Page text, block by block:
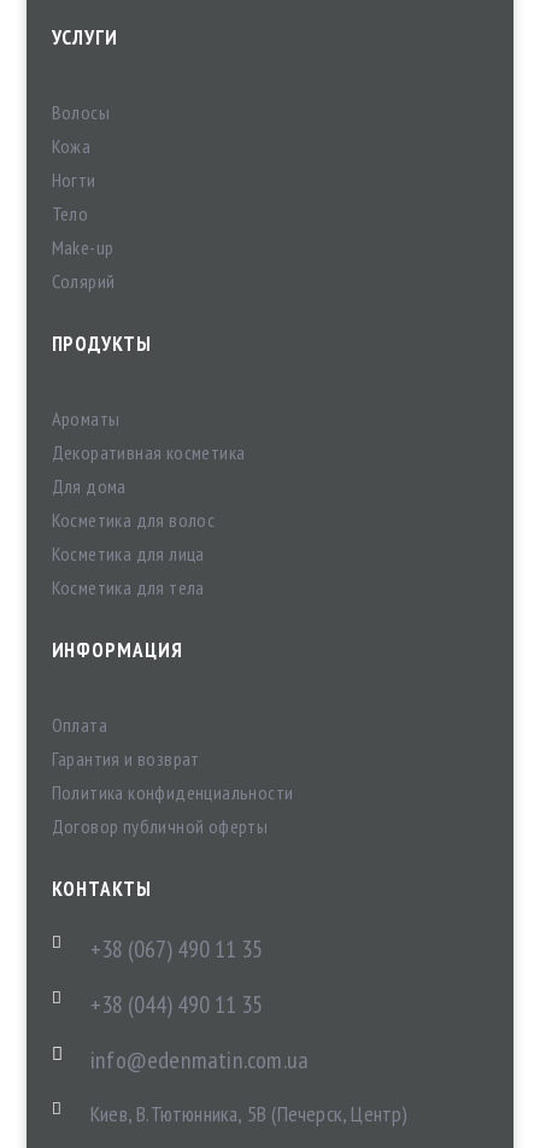
УСЛУГИ
Волосы
Кожа
Ногти
Тело
Make-up
Солярий
ПРОДУКТЫ
Ароматы
Декоративная косметика
Для дома
Косметика для волос
Косметика для лица
Косметика для тела
ИНФОРМАЦИЯ
Оплата
Гарантия и возврат
Политика конфиденциальности
Договор публичной оферты
КОНТАКТЫ
 +38 (067) 490 11 35
 +38 (044) 490 11 35
 info@edenmatin.com.ua
 Киев, В.Тютюнника, 5В (Печерск, Центр)